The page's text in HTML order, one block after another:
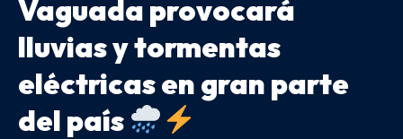
Vaguada provocará
lluvias y tormentas
eléctricas en gran parte
del país